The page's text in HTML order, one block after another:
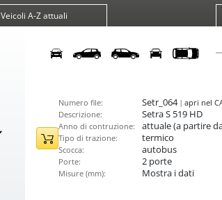
Veicoli A-Z attuali
Numero file: Setr_064
apri nel
Descrizione:
Setra S 519 HD
Anno di contruzione: attuale (a partire
Tipo di trazione: termico
Scocca: autobus
Porte: 2 porte
Misure (mm): Mostra i dati